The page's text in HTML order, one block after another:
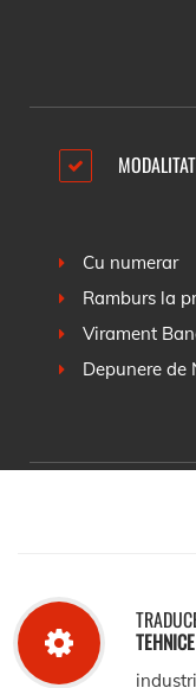
Cu numerar
Ramburs la
Virament
Depunere de
TEHNICE